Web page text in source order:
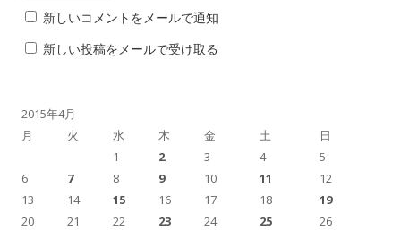
新しいコメントをメールで通知
新しい投稿をメールで受け取る
2015年4月
月
火 水 木 金 土 日
1 2 3 4
5
6
7 8 9 10 11
12
13
14 15 16 17 18
19
20
21 22 23 24 25
26